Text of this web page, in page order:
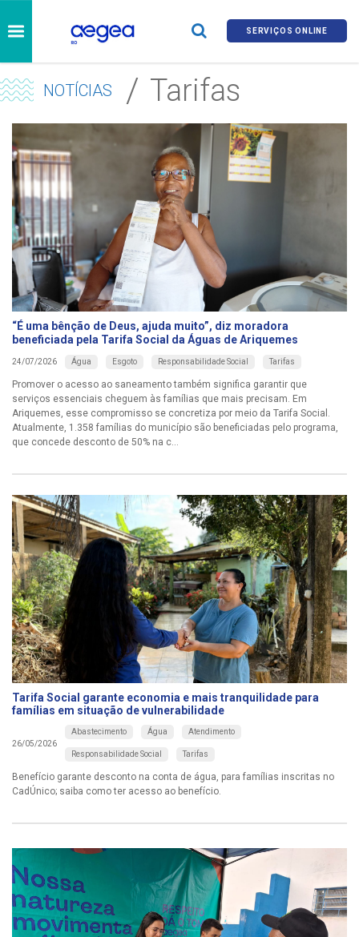
SERVIÇOS ONLINE
NOTÍCIAS Tarifas
“É uma bênção de Deus, ajuda muito”, diz moradora
beneficiada pela Tarifa Social da Águas de Ariquemes
24/07/2026 Água Esgoto Responsabilidade Social Tarifas
Promover o acesso ao saneamento também significa garantir que
serviços essenciais cheguem às famílias que mais precisam. Em
Ariquemes, esse compromisso se concretiza por meio da Tarifa Social.
Atualmente, 1.358 famílias do município são beneficiadas pelo programa,
que concede desconto de 50% na c...
Tarifa Social garante economia e mais tranquilidade para
famílias em situação de vulnerabilidade
26/05/2026
Abastecimento Água Atendimento
Responsabilidade Social Tarifas
Benefício garante desconto na conta de água, para famílias inscritas no
CadÚnico; saiba como ter acesso ao benefício.